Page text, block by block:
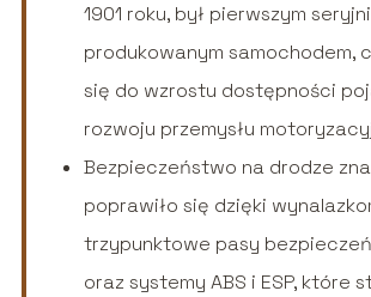
1901 roku, był pierwszym
produkowanym samochodem,
się do wzrostu dostępności
rozwoju przemysłu
Bezpieczeństwo na drodze
poprawiło się dzięki
trzypunktowe pasy
oraz systemy ABS i ESP, które